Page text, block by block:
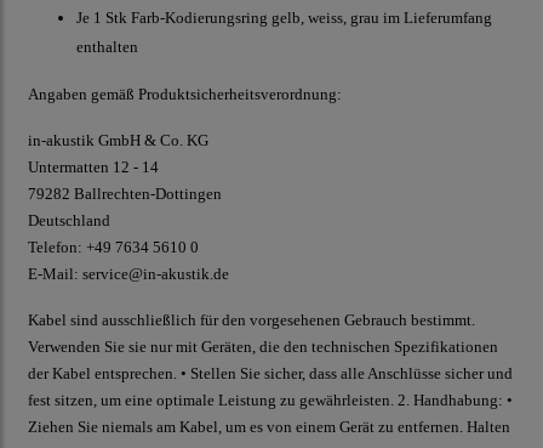
Je 1 Stk Farb-Kodierungsring gelb, weiss, grau im Lieferumfang
enthalten
Angaben gemäß Produktsicherheitsverordnung:
in-akustik GmbH & Co. KG
Untermatten 12 - 14
79282 Ballrechten-Dottingen
Deutschland
Telefon: +49 7634 5610 0
E-Mail: service@in-akustik.de
Kabel sind ausschließlich für den vorgesehenen Gebrauch bestimmt.
Verwenden Sie sie nur mit Geräten, die den technischen Spezifikationen
der Kabel entsprechen. • Stellen Sie sicher, dass alle Anschlüsse sicher und
fest sitzen, um eine optimale Leistung zu gewährleisten. 2. Handhabung: •
Ziehen Sie niemals am Kabel, um es von einem Gerät zu entfernen. Halten